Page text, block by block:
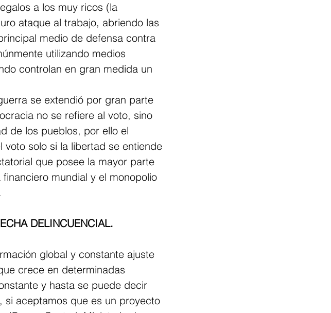
a los muy ricos (la
ataque al trabajo, abriendo las
medio de defensa contra
utilizando medios
controlan en gran medida un
se extendió por gran parte
no se refiere al voto, sino
de los pueblos, por ello el
solo si la libertad se entiende
que posee la mayor parte
mundial y el monopolio
DELINCUENCIAL.
global y constante ajuste
crece en determinadas
y hasta se puede decir
si aceptamos que es un proyecto